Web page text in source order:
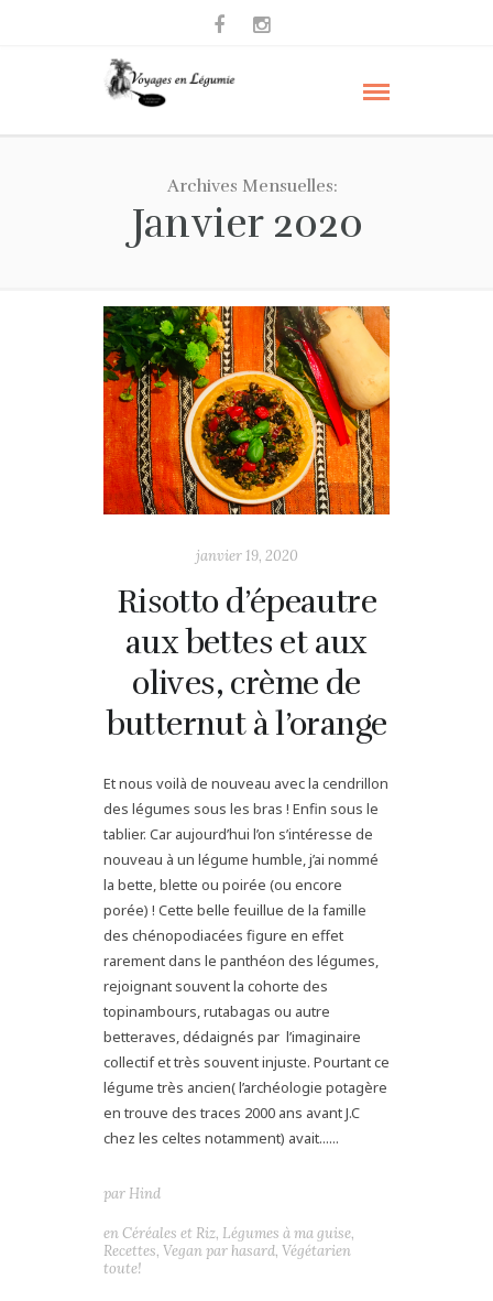
Archives Mensuelles:
Janvier 2020
janvier 19, 2020
Risotto d’épeautre
aux bettes et aux
olives, crème de
butternut à l’orange
Et nous voilà de nouveau avec la cendrillon
des légumes sous les bras ! Enfin sous le
tablier. Car aujourd’hui l’on s’intéresse de
nouveau à un légume humble, j’ai nommé
la bette, blette ou poirée (ou encore
porée) ! Cette belle feuillue de la famille
des chénopodiacées figure en effet
rarement dans le panthéon des légumes,
rejoignant souvent la cohorte des
topinambours, rutabagas ou autre
betteraves, dédaignés par l’imaginaire
collectif et très souvent injuste. Pourtant ce
légume très ancien( l’archéologie potagère
en trouve des traces 2000 ans avant J.C
chez les celtes notamment) avait......
par Hind
enCéréales et Riz, Légumes à ma guise,
Recettes, Vegan par hasard, Végétarien
toute!